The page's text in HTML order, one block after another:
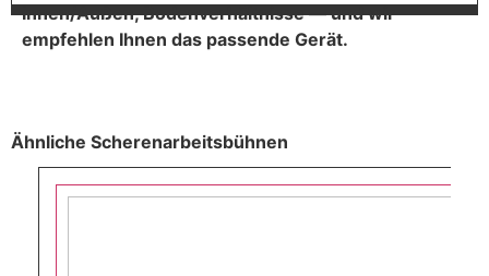
Innen/Außen, Bodenverhältnisse — und wir
empfehlen Ihnen das passende Gerät.
Ähnliche Scherenarbeitsbühnen